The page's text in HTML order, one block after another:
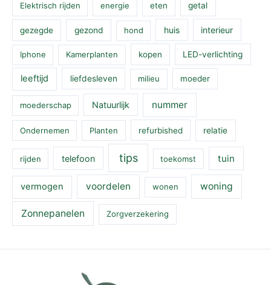
Elektrisch rijden energie eten getal
gezegde gezond hond huis interieur
Iphone Kamerplanten kopen LED-verlichting
leeftijd liefdesleven milieu moeder
moederschap Natuurlijk nummer
Ondernemen Planten refurbished relatie
rijden telefoon tips toekomst tuin
vermogen voordelen wonen woning
Zonnepanelen Zorgverzekering